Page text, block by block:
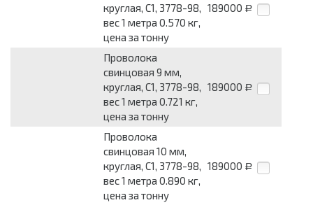
круглая, С1, 3778-98,
вес 1 метра 0.570 кг,
цена за тонну
189000 Р
Проволока
свинцовая 9 мм,
круглая, С1, 3778-98,
вес 1 метра 0.721 кг,
цена за тонну
189000 Р
Проволока
свинцовая 10 мм,
круглая, С1, 3778-98,
вес 1 метра 0.890 кг,
цена за тонну
189000 Р